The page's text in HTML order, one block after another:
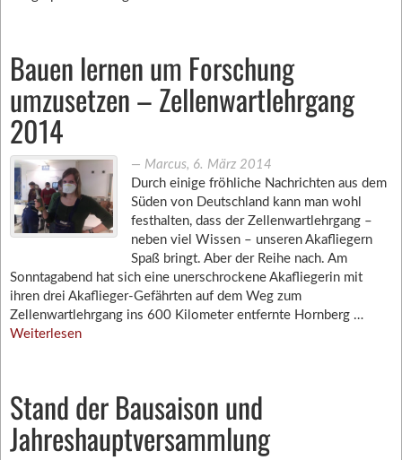
Bauen lernen um Forschung
umzusetzen – Zellenwartlehrgang
2014
― Marcus, 6. März 2014
Durch einige fröhliche Nachrichten aus dem
Süden von Deutschland kann man wohl
festhalten, dass der Zellenwartlehrgang –
neben viel Wissen – unseren Akafliegern
Spaß bringt. Aber der Reihe nach. Am
Sonntagabend hat sich eine unerschrockene Akafliegerin mit
ihren drei Akaflieger-Gefährten auf dem Weg zum
Zellenwartlehrgang ins 600 Kilometer entfernte Hornberg …
Weiterlesen
Stand der Bausaison und
Jahreshauptversammlung